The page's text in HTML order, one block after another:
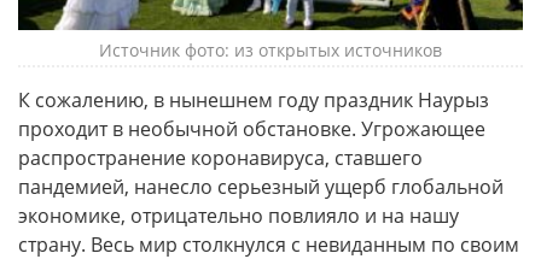
Источник фото: из открытых источников
К сожалению, в нынешнем году праздник Наурыз
проходит в необычной обстановке. Угрожающее
распространение коронавируса, ставшего
пандемией, нанесло серьезный ущерб глобальной
экономике, отрицательно повлияло и на нашу
страну. Весь мир столкнулся с невиданным по своим